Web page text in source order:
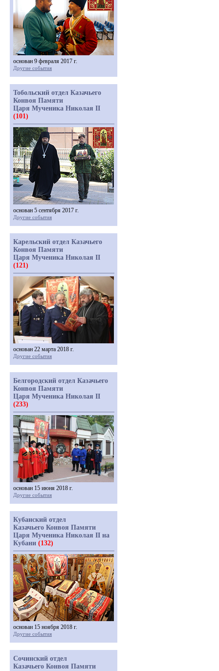
основан 9 февраля 2017 г.
Другие события
Тобольский отдел Казачьего
Конвоя Памяти
Царя Мученика Николая II
(101)
основан 5 сентября 2017 г.
Другие события
Карельский отдел Казачьего
Конвоя Памяти
Царя Мученика Николая II
(121)
основан 22 марта 2018 г.
Другие события
Белгородский отдел Казачьего
Конвоя Памяти
Царя Мученика Николая II
(233)
основан 15 июня 2018 г.
Другие события
Кубанский отдел
Казачьего Конвоя Памяти
Царя Мученика Николая II на
Кубани (132)
основан 15 ноября 2018 г.
Другие события
Сочинский отдел
Казачьего Конвоя Памяти